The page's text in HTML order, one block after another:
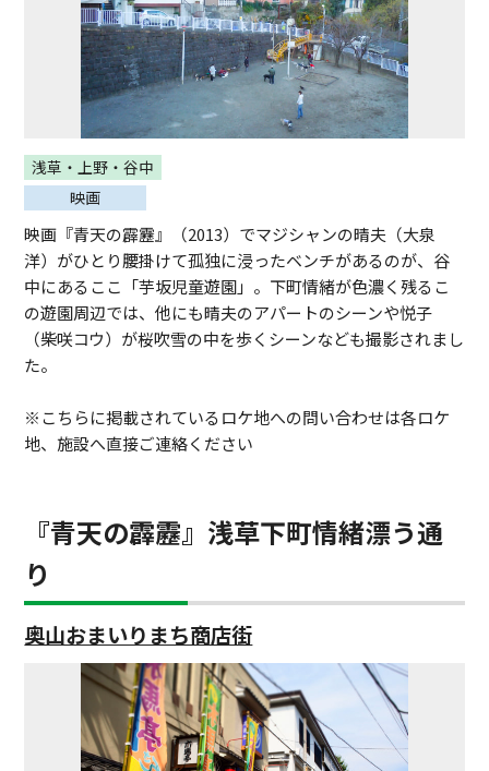
浅草・上野・谷中
映画
映画『青天の霹靂』（2013）でマジシャンの晴夫（大泉
洋）がひとり腰掛けて孤独に浸ったベンチがあるのが、谷
中にあるここ「芋坂児童遊園」。下町情緒が色濃く残るこ
の遊園周辺では、他にも晴夫のアパートのシーンや悦子
（柴咲コウ）が桜吹雪の中を歩くシーンなども撮影されまし
た。
※こちらに掲載されているロケ地への問い合わせは各ロケ
地、施設へ直接ご連絡ください
『青天の霹靂』浅草下町情緒漂う通
り
奥山おまいりまち商店街